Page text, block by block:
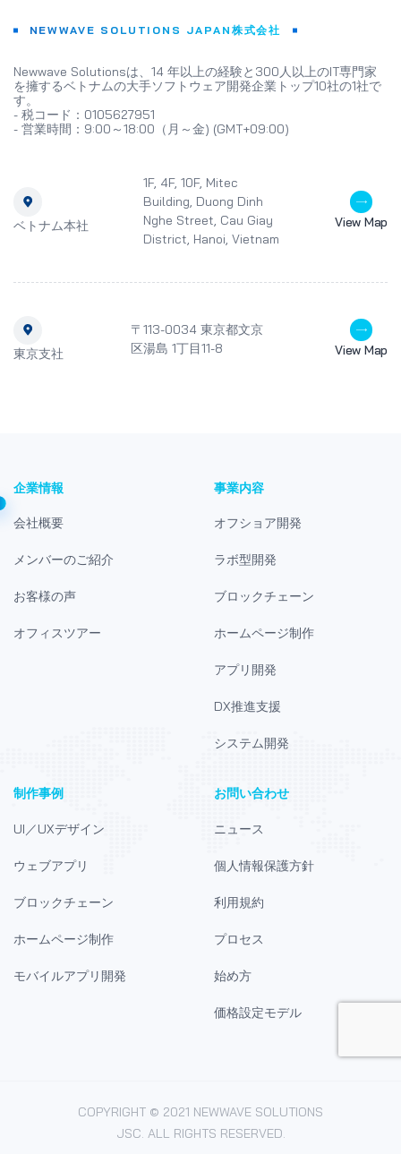
NEWWAVE SOLUTIONS JAPAN株式会社
Newwave Solutionsは、14 年以上の経験と300人以上のIT専門家
を擁するベトナムの大手ソフトウェア開発企業トップ10社の1社で
す。
- 税コード：0105627951
- 営業時間：9:00～18:00（月～金) (GMT+09:00)
ベトナム本社
1F, 4F, 10F, Mitec
Building, Duong Dinh
Nghe Street, Cau Giay
District, Hanoi, Vietnam
View Map
東京支社
〒113-0034 東京都文京
区湯島 1丁目11-8
View Map
企業情報
会社概要
メンバーのご紹介
お客様の声
オフィスツアー
事業内容
オフショア開発
ラボ型開発
ブロックチェーン
ホームページ制作
アプリ開発
DX推進支援
システム開発
制作事例
UI／UXデザイン
ウェブアプリ
ブロックチェーン
ホームページ制作
モバイルアプリ開発
お問い合わせ
ニュース
個人情報保護方針
利用規約
プロセス
始め方
価格設定モデル
COPYRIGHT © 2021 NEWWAVE SOLUTIONS
JSC. ALL RIGHTS RESERVED.